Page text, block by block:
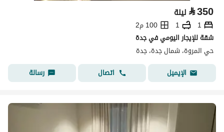
⃁350 ليلة
1
1
100 م2
شقة للإيجار اليومي في جدة
حي المروة، شمال جدة، جدة
الإيميل
اتصال رسالة